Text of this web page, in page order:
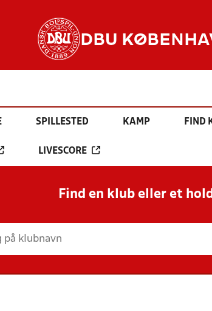
DBU
SPILLESTED KAMP FIND
LIVESCORE
Find en klub eller et hold